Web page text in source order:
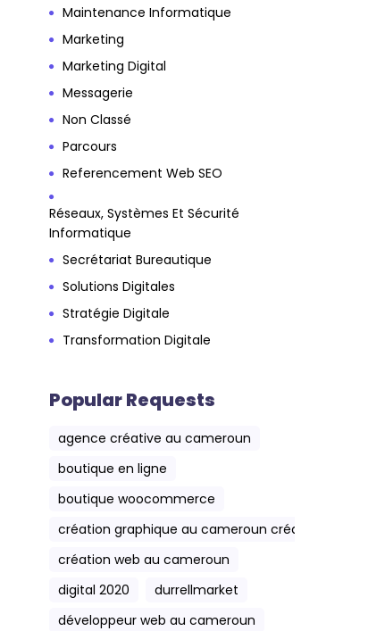
Maintenance Informatique
Marketing
Marketing Digital
Messagerie
Non Classé
Parcours
Referencement Web SEO
Réseaux, Systèmes Et Sécurité
Informatique
Secrétariat Bureautique
Solutions Digitales
Stratégie Digitale
Transformation Digitale
Popular Requests
agence créative au cameroun
boutique en ligne
boutique woocommerce
création graphique au cameroun création web
création web au cameroun
digital 2020
durrellmarket
développeur web au cameroun